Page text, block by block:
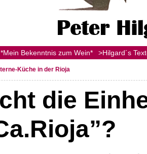
*Mein Bekenntnis zum Wein* >Hilgard´s
Küche in der Rioja
die